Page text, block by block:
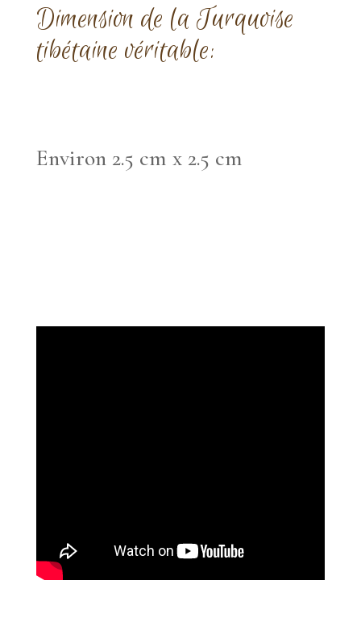
Dimension de la Turquoise
tibétaine véritable:
Environ 2.5 cm x 2.5 cm